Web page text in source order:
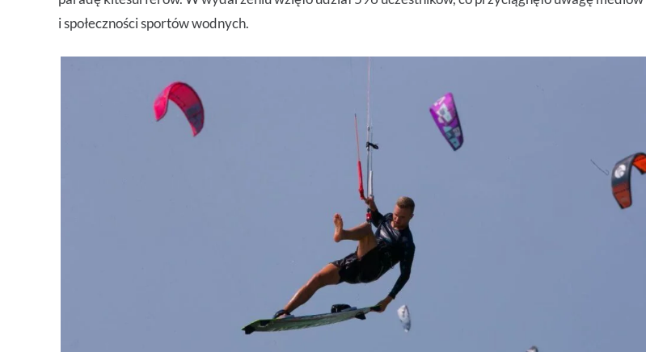
i społeczności sportów wodnych.